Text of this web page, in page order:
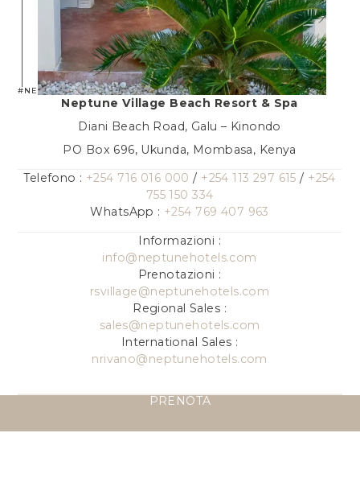
#NEPTUNEVILLAGE
Neptune Village Beach Resort & Spa
Diani Beach Road, Galu – Kinondo
PO Box 696, Ukunda, Mombasa, Kenya
Telefono : +254 716 016 000 / +254 113 297 615 / +254
755 150 334
WhatsApp : +254 769 407 963
Informazioni :
info@neptunehotels.com
Prenotazioni :
rsvillage@neptunehotels.com
Regional Sales :
sales@neptunehotels.com
International Sales :
nrivano@neptunehotels.com
PRENOTA